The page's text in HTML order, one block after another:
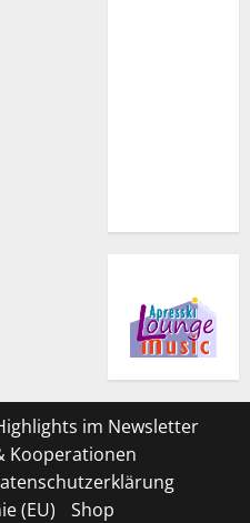
im Newsletter
Kooperationen
(EU)
Shop